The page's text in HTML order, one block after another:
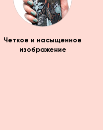
Четкое и насыщенное
изображение